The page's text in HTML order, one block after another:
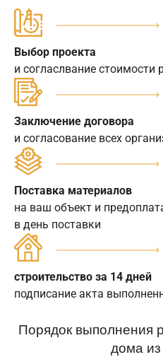
Выбор проекта
и согласлвание стоимости
Заключение договора
и согласование всех
Поставка материалов
на ваш объект и
в день поставки
строительство за 14 дней
подписание акта
Порядок выполнения
дома